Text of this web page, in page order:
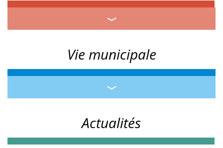
Vie municipale
Actualités